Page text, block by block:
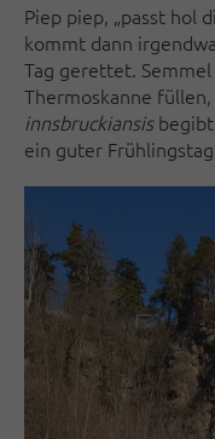
Piep piep, „passt hol
kommt dann
Tag gerettet.
Thermoskanne
innsbruckiansis
ein guter